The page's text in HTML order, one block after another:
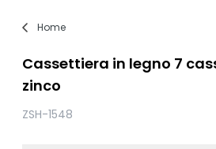
Home
Cassettiera in legno 7
zinco
ZSH-1548